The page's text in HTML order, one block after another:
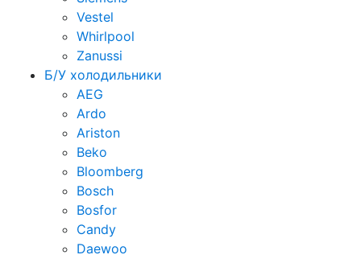
Vestel
Whirlpool
Zanussi
Б/У холодильники
AEG
Ardo
Ariston
Beko
Bloomberg
Bosch
Bosfor
Candy
Daewoo